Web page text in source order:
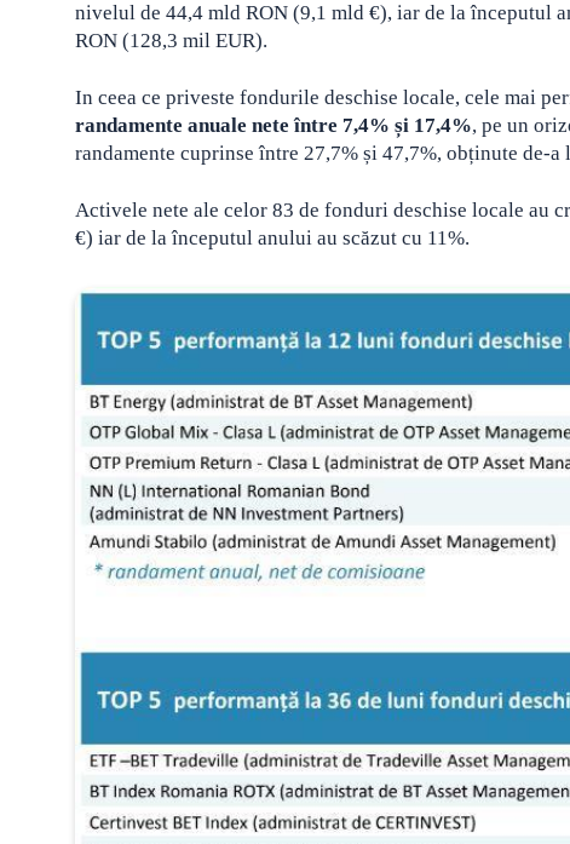
nivelul de 44,4 mld RON (9,1 mld €), iar de la începutul
RON (128,3 mil EUR).
In ceea ce priveste fondurile deschise locale, cele mai
randamente anuale nete între 7,4% și 17,4%, pe un
randamente cuprinse între 27,7% și 47,7%, obținute
Activele nete ale celor 83 de fonduri deschise locale au
€) iar de la începutul anului au scăzut cu 11%.